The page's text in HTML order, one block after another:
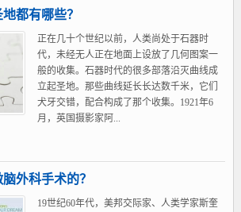
都有哪些？
正在几十个世纪以前，人类尚处于石器时
代，未经无人正在地面上设放了几何图案一
般的收集。石器时代的很多部落沿灭曲线成
立起圣地。那些曲线延长长达数千米，它们
犬牙交错，配合构成了那个收集。1921年6
月，英国摄影家阿...
外科手术的？
19世纪60年代，美邦交际家、人类学家斯奎